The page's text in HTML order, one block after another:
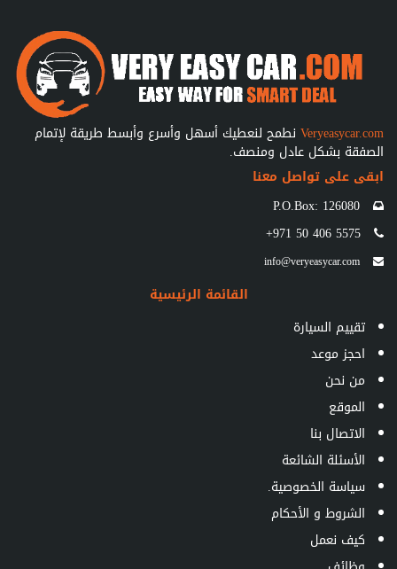
Veryeasycar.com نطمح لنعطيك أسهل وأسرع وأبسط طريقة لإتمام
الصفقة بشكل عادل ومنصف.
ابقى على تواصل معنا
P.O.Box: 126080
+971 50 406 5575
info@veryeasycar.com
القائمة الرئيسية
تقييم السيارة
احجز موعد
من نحن
الموقع
الاتصال بنا
الأسئلة الشائعة
سياسة الخصوصية.
الشروط و الأحكام
كيف نعمل